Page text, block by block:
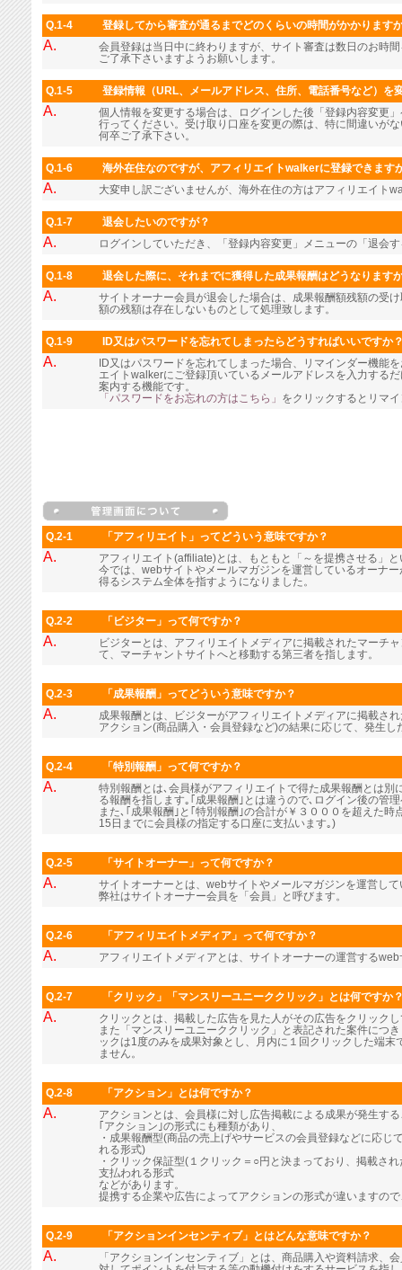
Q.1-4 登録してから審査が通るまでどのくらいの時間がかかります
A.
会員登録は当日中に終わりますが、サイト審査は数日のお時
ご了承下さいますようお願いします。
Q.1-5 登録情報（URL、メールアドレス、住所、電話番号など）を
A.
個人情報を変更する場合は、ログインした後「登録内容変更
行ってください。受け取り口座を変更の際は、特に間違いが
何卒ご了承下さい。
Q.1-6 海外在住なのですが、アフィリエイトwalkerに登録できます
A. 大変申し訳ございませんが、海外在住の方はアフィリエイト
Q.1-7 退会したいのですが？
A. ログインしていただき、「登録内容変更」メニューの「退会
Q.1-8 退会した際に、それまでに獲得した成果報酬はどうなります
A.
サイトオーナー会員が退会した場合は、成果報酬額残額の受
額の残額は存在しないものとして処理致します。
Q.1-9 ID又はパスワードを忘れてしまったらどうすればいいですか
A.
ID又はパスワードを忘れてしまった場合、リマインダー機能
エイトwalkerにご登録頂いているメールアドレスを入力する
案内する機能です。
「パスワードをお忘れの方はこちら」 をクリックするとリマ
Q.2-1 「アフィリエイト」ってどういう意味ですか？
A.
アフィリエイト(affiliate)とは、もともと「～を提携させる」
今では、webサイトやメールマガジンを運営しているオーナ
得るシステム全体を指すようになりました。
Q.2-2 「ビジター」って何ですか？
A.
ビジターとは、アフィリエイトメディアに掲載されたマーチ
て、マーチャントサイトへと移動する第三者を指します。
Q.2-3 「成果報酬」ってどういう意味ですか？
A.
成果報酬とは、ビジターがアフィリエイトメディアに掲載さ
アクション(商品購入・会員登録など)の結果に応じて、発生し
Q.2-4 「特別報酬」って何ですか？
A.
特別報酬とは､会員様がアフィリエイトで得た成果報酬とは
る報酬を指します｡｢成果報酬｣とは違うので､ログイン後の管
また､｢成果報酬｣と｢特別報酬｣の合計が￥３０００を超えた
15日までに会員様の指定する口座に支払います｡)
Q.2-5 「サイトオーナー」って何ですか？
A.
サイトオーナーとは、webサイトやメールマガジンを運営し
弊社はサイトオーナー会員を「会員」と呼びます。
Q.2-6 「アフィリエイトメディア」って何ですか？
A. アフィリエイトメディアとは、サイトオーナーの運営する
Q.2-7 「クリック」「マンスリーユニーククリック」とは何ですか
A.
クリックとは、掲載した広告を見た人がその広告をクリック
また「マンスリーユニーククリック」と表記された案件につ
ックは1度のみを成果対象とし、月内に１回クリックした端
ません。
Q.2-8 「アクション」とは何ですか？
A.
アクションとは、会員様に対し広告掲載による成果が発生す
｢アクション｣の形式にも種類があり、
・成果報酬型(商品の売上げやサービスの会員登録などに応
れる形式)
・クリック保証型(１クリック＝○円と決まっており、掲載さ
支払われる形式
などがあります。
提携する企業や広告によってアクションの形式が違いますの
Q.2-9 「アクションインセンティブ」とはどんな意味ですか？
A.
「アクションインセンティブ」とは、商品購入や資料請求、